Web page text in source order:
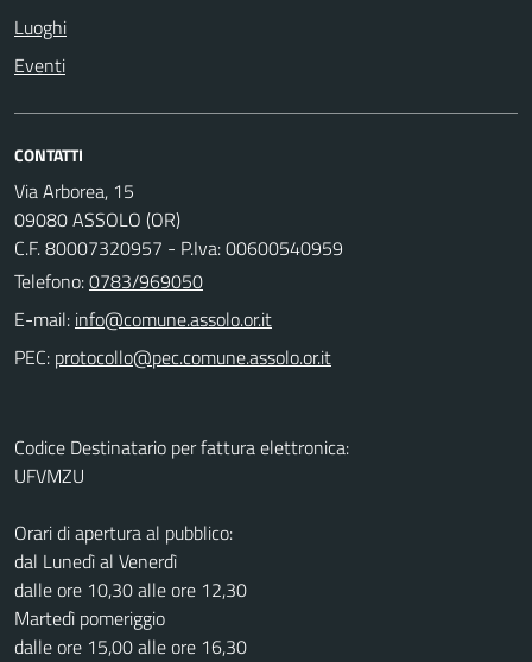
Luoghi
Eventi
CONTATTI
Via Arborea, 15
09080 ASSOLO (OR)
C.F. 80007320957 - P.Iva: 00600540959
Telefono:0783/969050
E-mail:
PEC:
Codice Destinatario per fattura elettronica:
UFVMZU
Orari di apertura al pubblico:
dal Lunedì al Venerdì
dalle ore 10,30 alle ore 12,30
Martedì pomeriggio
dalle ore 15,00 alle ore 16,30